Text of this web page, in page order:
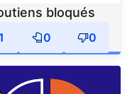
bloqués
0 0